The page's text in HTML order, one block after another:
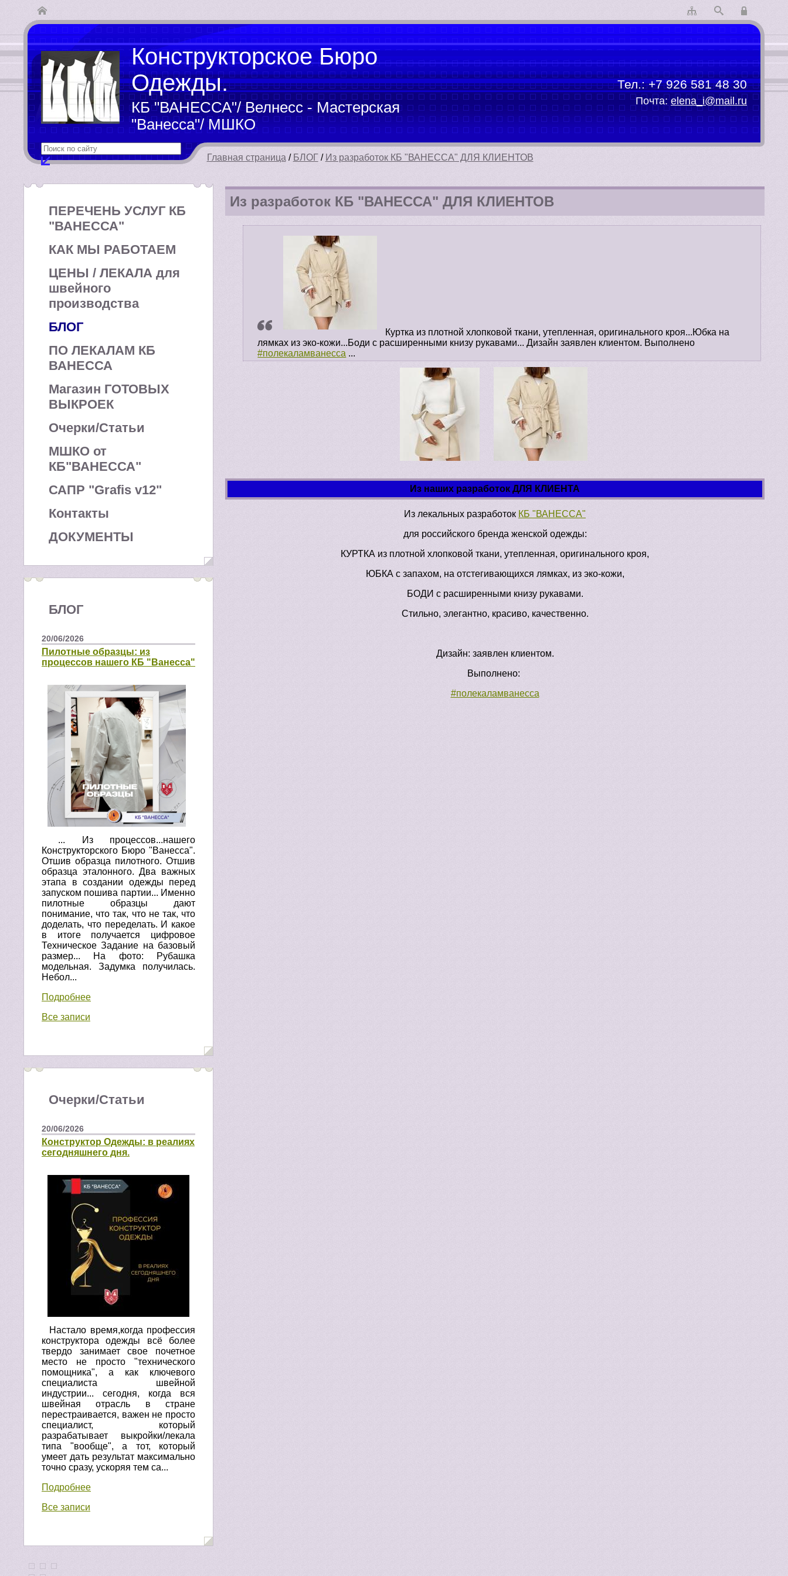
Конструкторское Бюро
Одежды.
КБ "ВАНЕССА"/ Велнесс - Мастерская
"Ванесса"/ МШКО
Тел.:+7 926 581 48 30
Почта:elena_i@mail.ru
Главная страница / БЛОГ/ Из разработок КБ "ВАНЕССА" ДЛЯ КЛИЕНТОВ
Из разработок КБ "ВАНЕССА" ДЛЯ КЛИЕНТОВ
Куртка из плотной хлопковой ткани, утепленная, оригинального кроя...Юбка на
лямках из эко-кожи...Боди с расширенными книзу рукавами... Дизайн заявлен клиентом. Выполнено
#полекаламванесса ...
Из наших разработок ДЛЯ КЛИЕНТА
Из лекальных разработок КБ "ВАНЕССА"
для российского бренда женской одежды:
КУРТКА из плотной хлопковой ткани, утепленная, оригинального кроя,
ЮБКА с запахом, на отстегивающихся лямках, из эко-кожи,
БОДИ с расширенными книзу рукавами.
Стильно, элегантно, красиво, качественно.
Дизайн: заявлен клиентом.
Выполнено:
#полекаламванесса
ПЕРЕЧЕНЬ УСЛУГ КБ
"ВАНЕССА"
КАК МЫ РАБОТАЕМ
ЦЕНЫ / ЛЕКАЛА для
швейного
производства
БЛОГ
ПО ЛЕКАЛАМ КБ
ВАНЕССА
Магазин ГОТОВЫХ
ВЫКРОЕК
Очерки/Статьи
МШКО от
КБ"ВАНЕССА"
САПР "Grafis v12"
Контакты
ДОКУМЕНТЫ
БЛОГ
20/06/2026
Пилотные образцы: из
процессов нашего КБ "Ванесса"
... Из процессов...нашего
Конструкторского Бюро "Ванесса".
Отшив образца пилотного. Отшив
образца эталонного. Два важных
этапа в создании одежды перед
запуском пошива партии... Именно
пилотные образцы дают
понимание, что так, что не так, что
доделать, что переделать. И какое
в итоге получается цифровое
Техническое Задание на базовый
размер... На фото: Рубашка
модельная. Задумка получилась.
Небол...
Подробнее
Все записи
Очерки/Статьи
20/06/2026
Конструктор Одежды: в реалиях
сегодняшнего дня.
Настало время,когда профессия
конструктора одежды всё более
твердо занимает свое почетное
место не просто "технического
помощника", а как ключевого
специалиста швейной
индустрии... сегодня, когда вся
швейная отрасль в стране
перестраивается, важен не просто
специалист, который
разрабатывает выкройки/лекала
типа "вообще", а тот, который
умеет дать результат максимально
точно сразу, ускоряя тем са...
Подробнее
Все записи